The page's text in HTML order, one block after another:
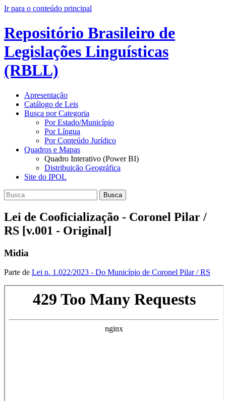
Ir para o conteúdo principal
Repositório Brasileiro de
Legislações Linguísticas
(RBLL)
Apresentação
Catálogo de Leis
Busca por Categoria
Por Estado/Município
Por Língua
Por Conteúdo Jurídico
Quadros e Mapas
Quadro Interativo (Power BI)
Distribuição Geográfica
Site do IPOL
Busca
Lei de Cooficialização - Coronel Pilar /
RS [v.001 - Original]
Midia
Parte de Lei n. 1.022/2023 - Do Município de Coronel Pilar / RS